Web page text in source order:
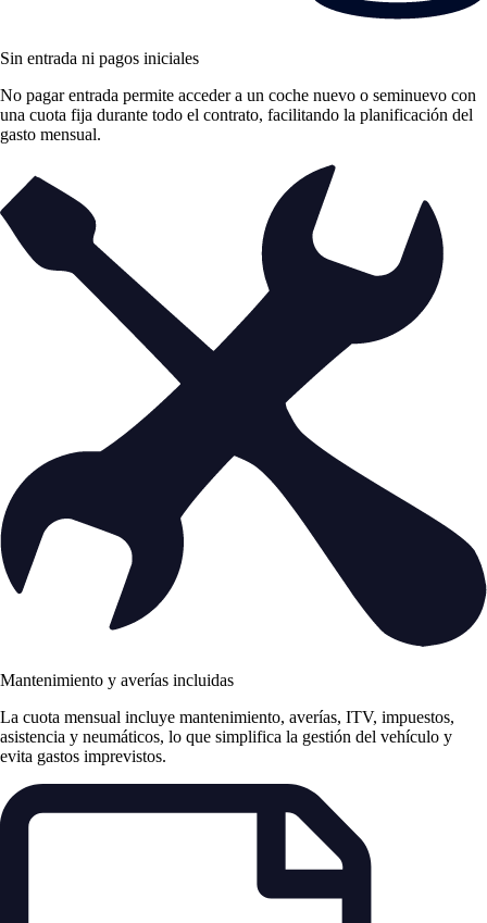
Sin entrada ni pagos iniciales
No pagar entrada permite acceder a un coche nuevo o seminuevo con
una cuota fija durante todo el contrato, facilitando la planificación del
gasto mensual.
Mantenimiento y averías incluidas
La cuota mensual incluye mantenimiento, averías, ITV, impuestos,
asistencia y neumáticos, lo que simplifica la gestión del vehículo y
evita gastos imprevistos.